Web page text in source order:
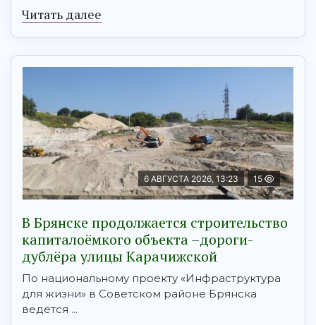
Читать далее
6 АВГУСТА 2026, 13:23 15
В Брянске продолжается строительство
капиталоёмкого объекта –дороги-
дублёра улицы Карачижской
По национальному проекту «Инфраструктура
для жизни» в Советском районе Брянска
ведется ...